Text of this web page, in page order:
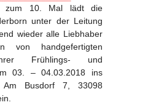
zum 10. Mal lädt die
unter der Leitung
wieder alle Liebhaber
von handgefertigten
Frühlings- und
03. – 04.03.2018 ins
Busdorf 7, 33098